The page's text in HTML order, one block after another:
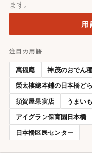
ます。
用
注目の用語
萬福庵 神茂のおでん種
榮太樓總本鋪の日本橋ど
須賀屋果実店
うまい
アイグラン保育園日本橋
日本橋区民センター